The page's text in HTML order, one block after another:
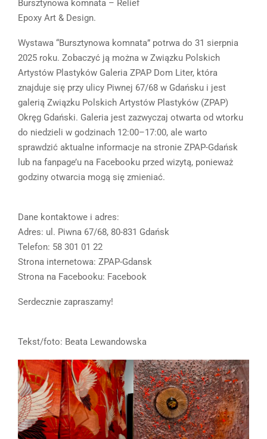
Bursztynowa komnata – Relief
Epoxy Art & Design.
Wystawa “Bursztynowa komnata” potrwa do 31 sierpnia
2025 roku. Zobaczyć ją można w Związku Polskich
Artystów Plastyków Galeria ZPAP Dom Liter, która
znajduje się przy ulicy Piwnej 67/68 w Gdańsku i jest
galerią Związku Polskich Artystów Plastyków (ZPAP)
Okręg Gdański. Galeria jest zazwyczaj otwarta od wtorku
do niedzieli w godzinach 12:00–17:00, ale warto
sprawdzić aktualne informacje na stronie ZPAP-Gdańsk
lub na fanpage’u na Facebooku przed wizytą, ponieważ
godziny otwarcia mogą się zmieniać.
Dane kontaktowe i adres:
Adres: ul. Piwna 67/68, 80-831 Gdańsk
Telefon: 58 301 01 22
Strona internetowa: ZPAP-Gdansk
Strona na Facebooku: Facebook
Serdecznie zapraszamy!
Tekst/foto: Beata Lewandowska